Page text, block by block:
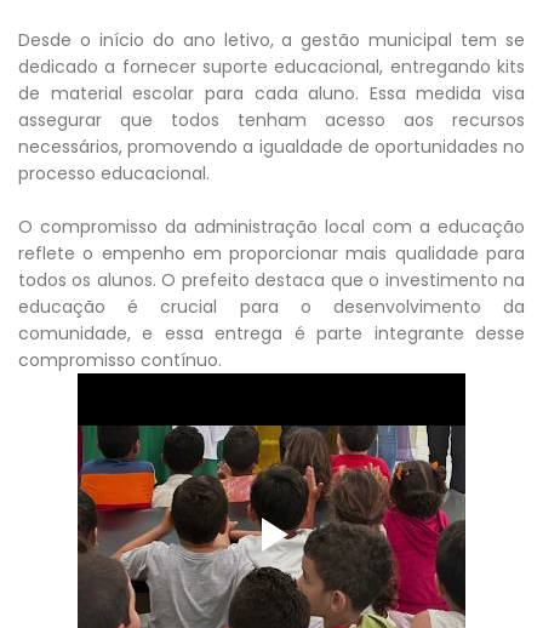
Desde o início do ano letivo, a gestão municipal tem se
dedicado a fornecer suporte educacional, entregando kits
de material escolar para cada aluno. Essa medida visa
assegurar que todos tenham acesso aos recursos
necessários, promovendo a igualdade de oportunidades no
processo educacional.
O compromisso da administração local com a educação
reflete o empenho em proporcionar mais qualidade para
todos os alunos. O prefeito destaca que o investimento na
educação é crucial para o desenvolvimento da
comunidade, e essa entrega é parte integrante desse
compromisso contínuo.